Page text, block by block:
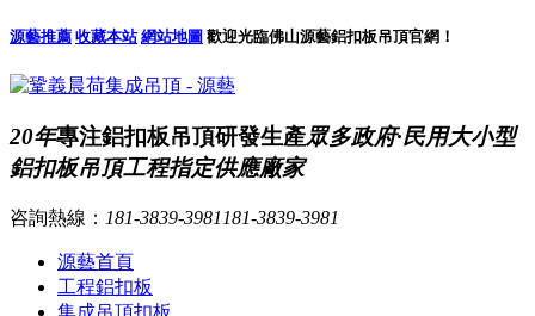
源藝推薦 收藏本站 網站地圖 歡迎光臨佛山源藝鋁扣板吊頂官網！
20年專注鋁扣板吊頂研發生產眾多政府·民用大小型
鋁扣板吊頂工程指定供應廠家
咨詢熱線： 181-3839-3981 181-3839-3981
源藝首頁
工程鋁扣板
集成吊頂扣板